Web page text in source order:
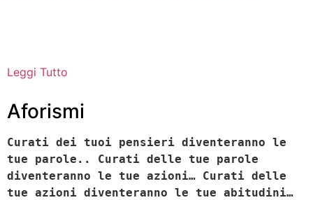
Leggi Tutto
Aforismi
Curati dei tuoi pensieri diventeranno le
tue parole.. Curati delle tue parole
diventeranno le tue azioni… Curati delle
tue azioni diventeranno le tue abitudini…